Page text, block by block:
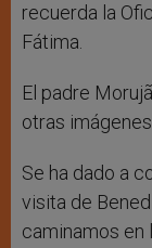
recuerda la
Fátima.
El padre
otras
Se ha dado a
visita de
caminamos en